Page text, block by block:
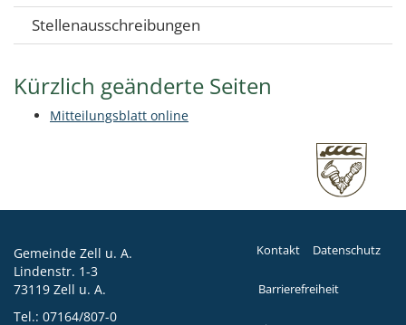
Stellenausschreibungen
Kürzlich geänderte Seiten
Mitteilungsblatt online
Gemeinde Zell u. A.
Lindenstr. 1-3
73119 Zell u. A.
Tel.: 07164/807-0
Kontakt Datenschutz
Barrierefreiheit